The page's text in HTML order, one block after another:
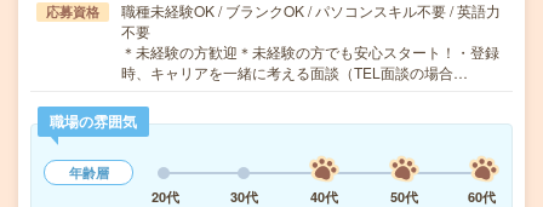
応募資格
職種未経験OK / ブランクOK / パソコンスキル不要 / 英語力
不要
＊未経験の方歓迎＊未経験の方でも安心スタート！・登録
時、キャリアを一緒に考える面談（TEL面談の場合…
職場の雰囲気
年齢層
20代
30代 40代 50代
60代